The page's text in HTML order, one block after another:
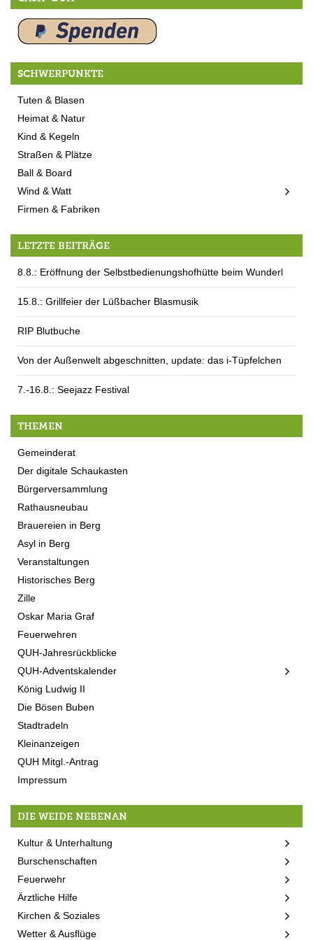
SCHWERPUNKTE
Tuten & Blasen
Heimat & Natur
Kind & Kegeln
Straßen & Plätze
Ball & Board
Wind & Watt
Firmen & Fabriken
LETZTE BEITRÄGE
8.8.: Eröffnung der Selbstbedienungshofhütte beim Wunderl
15.8.: Grillfeier der Lüßbacher Blasmusik
RIP Blutbuche
Von der Außenwelt abgeschnitten, update: das i-Tüpfelchen
7.-16.8.: Seejazz Festival
THEMEN
Gemeinderat
Der digitale Schaukasten
Bürgerversammlung
Rathausneubau
Brauereien in Berg
Asyl in Berg
Veranstaltungen
Historisches Berg
Zille
Oskar Maria Graf
Feuerwehren
QUH-Jahresrückblicke
QUH-Adventskalender
König Ludwig II
Die Bösen Buben
Stadtradeln
Kleinanzeigen
QUH Mitgl.-Antrag
Impressum
DIE WEIDE NEBENAN
Kultur & Unterhaltung
Burschenschaften
Feuerwehr
Ärztliche Hilfe
Kirchen & Soziales
Wetter & Ausflüge